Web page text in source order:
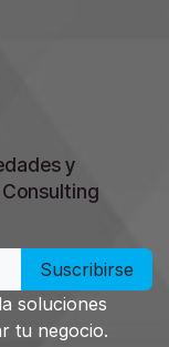
y
Suscribirse
soluciones
tu negocio.